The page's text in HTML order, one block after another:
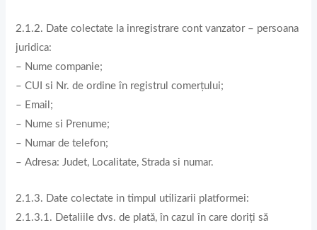
2.1.2. Date colectate la inregistrare cont vanzator – persoana
juridica:
– Nume companie;
– CUI si Nr. de ordine în registrul comerțului;
– Email;
– Nume si Prenume;
– Numar de telefon;
– Adresa: Judet, Localitate, Strada si numar.
2.1.3. Date colectate in timpul utilizarii platformei:
2.1.3.1. Detaliile dvs. de plată, în cazul în care doriți să